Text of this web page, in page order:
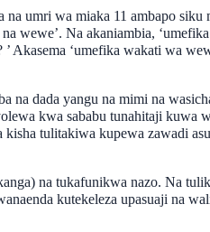
umri wa miaka 11 ambapo siku
wewe’. Na akaniambia,
Akasema ‘umefika wakati wa
na dada yangu na mimi na
kwa sababu tunahitaji kuwa
tulitakiwa kupewa zawadi
na tukafunikwa nazo. Na
kutekeleza upasuaji na